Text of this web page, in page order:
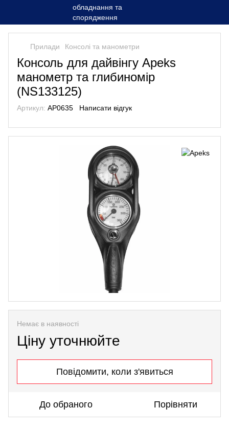
Прилади Консолі та манометри
Консоль для дайвінгу Apeks
манометр та глибиномір
(NS133125)
Артикул: AP0635 Написати відгук
Немає в наявності
Ціну уточнюйте
Повідомити, коли з'явиться
До обраного Порівняти